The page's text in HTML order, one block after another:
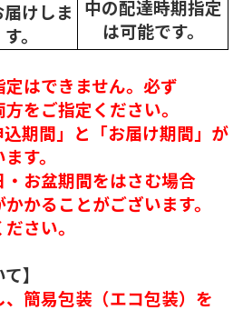
中の配達時期指定
は可能です。
届けしま
す。
はできません。必ず
をご指定ください。
期間」と「お届け期間」が
す。
お盆期間をはさむ場合
かることがございます。
ださい。
】
簡易包装（エコ包装）を